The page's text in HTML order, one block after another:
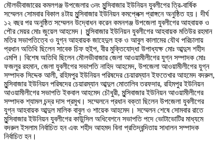
মৌলভীবাজারের কমলগঞ্জ উপজেলার ৩নং মুন্সিবাজার ইউনিয়ন যুবলীগের ত্রি-বার্ষিক
সম্মেলন সোমবার বিকাল ৪টায় মুন্সিবাজার ইউনিয়ন কমপ্লেক্স প্রাঙ্গনে অনুষ্ঠিত হয়। দীর্ঘ
১২ বছর পর অনুষ্ঠিত সম্মেলন উদ্বোধন করেন কমনগঞ্জ উপজেলা যুবলীগের আহবায়ক ও
পৌর মেয়র মোঃ জুয়েল আহমেদ। মুন্সিবাজার ইউনিয়ন যুবলীগের আহবায়ক মতিউর রহমান
মতির সভাপতিত্বে ও যুগ্ন আহবায়ক জাহেদুল হক ও আবুল কালামের যৌথ পরিচালায়
প্রধান অতিথি ছিলেন সাবেক চিফ হুইপ, বীর মুক্তিযোদ্ধা উপাধ্যক্ষ মোঃ আব্দুস শহীদ
এমপি। বিশেষ অতিথি ছিলেন মৌলভীবাজার জেলা আওয়ামীলীগের যুগ্ন সম্পাদক মোঃ
ফজলুর রহমান, জেলা যুবলীগের সভাপতি নাহিদ আহমেদ, উপজেলা আওয়ামীলীগের যুগ্ন
সম্পাদক সিদ্দেক আলী, রহিমপুর ইউনিয়ন পরিষদের চেয়ারম্যান ইফতেখার আহমেদ বদরুল,
মুন্সিবাজার ইউনিয়ন পরিষদের চেয়ারম্যান আব্দুল মোতালিব তরফদার, রহিমপুর ইউনিয়ন
আওয়ামীলীগের সভাপতি ইকবাল আহমেদ চৌধুরী, মুন্সিবাজার ইউনিয়ন আওয়ামীলীগের
সম্পাদক শ্যামল চন্দ্র দাস প্রমুখ। সম্মেলনে প্রধান বক্তা ছিলেন উপজেলা যুবলীগের
যুগ্ন আহবায়ক আব্দুল মালিক বাবুল ও শায়েক আহমেদ। সম্মেলন শেষে সোমবার রাতে
মুন্সিবাজার ইউনিয়ন যুবলীগের কাউন্সিল অধিবেশনে সভাপতি পদে ভোটাভোটির মাধ্যমে
বদরুল ইসলাম নির্বাচিত হন এবং শহীদ আহমদ বিনা প্রতিদ্বন্দিতায় সাধালন সম্পাদক
নির্বাচিত হন।